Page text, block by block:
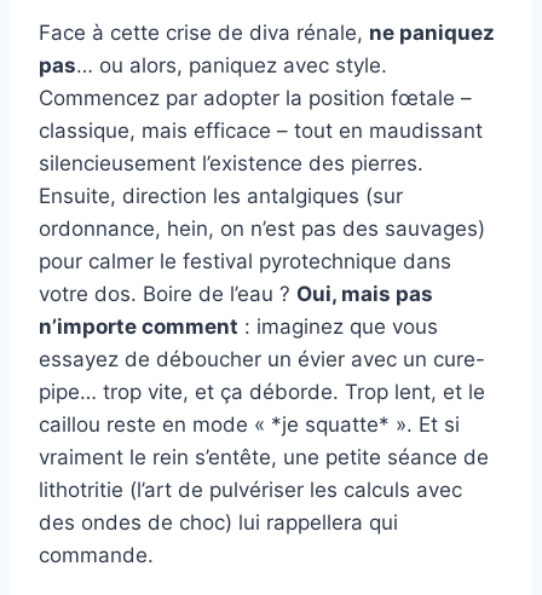
Face à cette crise de diva rénale, ne paniquez
pas… ou alors, paniquez avec style.
Commencez par adopter la position fœtale –
classique, mais efficace – tout en maudissant
silencieusement l’existence des pierres.
Ensuite, direction les antalgiques (sur
ordonnance, hein, on n’est pas des sauvages)
pour calmer le festival pyrotechnique dans
votre dos. Boire de l’eau ? Oui, mais pas
n’importe comment : imaginez que vous
essayez de déboucher un évier avec un cure-
pipe… trop vite, et ça déborde. Trop lent, et le
caillou reste en mode « *je squatte* ». Et si
vraiment le rein s’entête, une petite séance de
lithotritie (l’art de pulvériser les calculs avec
des ondes de choc) lui rappellera qui
commande.